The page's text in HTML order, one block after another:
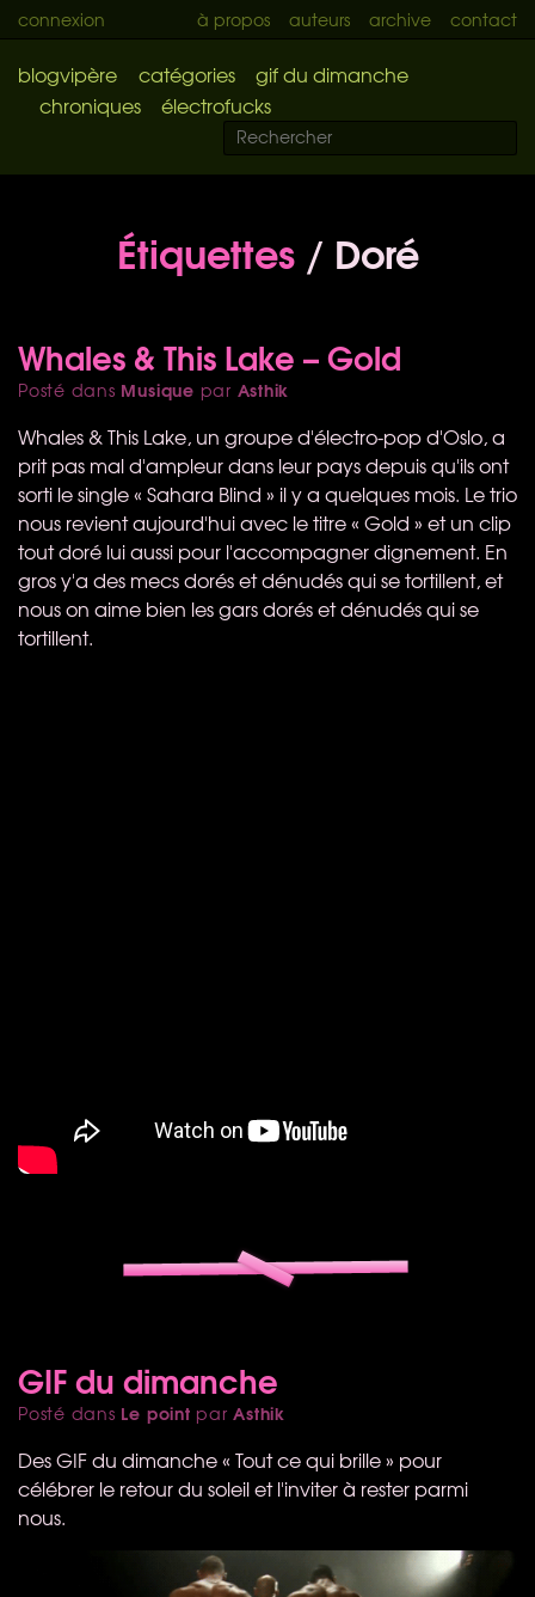
connexion à propos auteurs archive contact
blogvipère catégories
gif du dimanche
chroniques
électrofucks
Étiquettes/ Doré
Whales & This Lake – Gold
Posté dans Musique par Asthik
Whales & This Lake, un groupe d'électro-pop d'Oslo, a
prit pas mal d'ampleur dans leur pays depuis qu'ils ont
sorti le single « Sahara Blind » il y a quelques mois. Le trio
nous revient aujourd'hui avec le titre « Gold » et un clip
tout doré lui aussi pour l'accompagner dignement. En
gros y'a des mecs dorés et dénudés qui se tortillent, et
nous on aime bien les gars dorés et dénudés qui se
tortillent.
GIF du dimanche
Posté dans Le point parAsthik
DesGIFdu dimanche « Tout ce qui brille » pour
célébrer le retour du soleil et l'inviter à rester parmi
nous.